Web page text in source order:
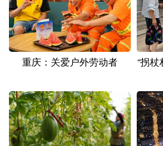
重庆：关爱户外劳动者
“拐